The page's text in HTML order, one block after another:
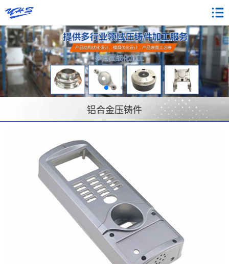
铝合金压铸件